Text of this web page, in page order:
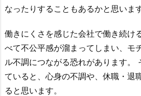
なったりすることもあるかと思います
働きにくさを感じた会社で働き続け
べて不公平感が溜まってしまい、モ
ル不調につながる恐れがあります。
ていると、心身の不調や、休職・退
ると思います。